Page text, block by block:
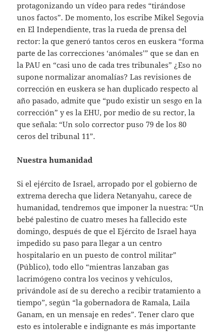
protagonizando un vídeo para redes “tirándose
unos factos”. De momento, los escribe Mikel Segovia
en El Independiente, tras la rueda de prensa del
rector: la que generó tantos ceros en euskera “forma
parte de las correcciones ‘anómales’” que se dan en
la PAU en “casi uno de cada tres tribunales” ¿Eso no
supone normalizar anomalías? Las revisiones de
corrección en euskera se han duplicado respecto al
año pasado, admite que “pudo existir un sesgo en la
corrección” y es la EHU, por medio de su rector, la
que señala: “Un solo corrector puso 79 de los 80
ceros del tribunal 11”.
Nuestra humanidad
Si el ejército de Israel, arropado por el gobierno de
extrema derecha que lidera Netanyahu, carece de
humanidad, tendremos que imponer la nuestra: “Un
bebé palestino de cuatro meses ha fallecido este
domingo, después de que el Ejército de Israel haya
impedido su paso para llegar a un centro
hospitalario en un puesto de control militar”
(Público), todo ello “mientras lanzaban gas
lacrimógeno contra los vecinos y vehículos,
privándole así de su derecho a recibir tratamiento a
tiempo”, según “la gobernadora de Ramala, Laila
Ganam, en un mensaje en redes”. Tener claro que
esto es intolerable e indignante es más importante